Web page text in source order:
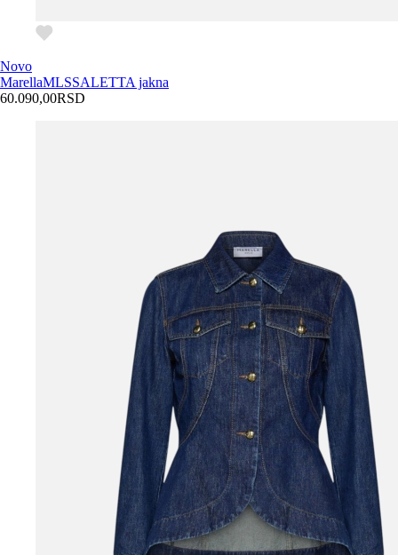
Novo
MarellaMLSSALETTA jakna
60.090,00RSD